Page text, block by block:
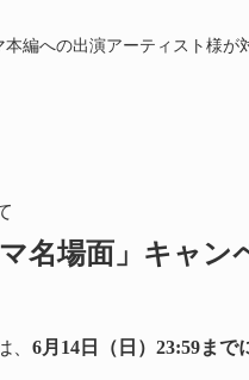
編への出演アーティスト様が
名場面」キャン
、 6月14日（日）23:59まで